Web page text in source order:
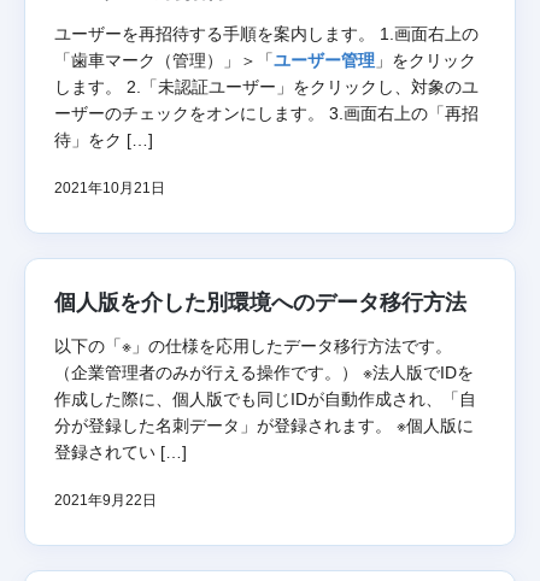
ユーザーを再招待する手順を案内します。 1.画面右上の
「歯車マーク（管理）」＞「ユーザー管理 」をクリック
します。 2.「未認証ユーザー」をクリックし、対象のユ
ーザーのチェックをオンにします。 3.画面右上の「再招
待」をク […]
2021年10月21日
個人版を介した別環境へのデータ移行方法
以下の「※」の仕様を応用したデータ移行方法です。
（企業管理者のみが行える操作です。） ※法人版でIDを
作成した際に、個人版でも同じIDが自動作成され、「自
分が登録した名刺データ」が登録されます。 ※個人版に
登録されてい […]
2021年9月22日